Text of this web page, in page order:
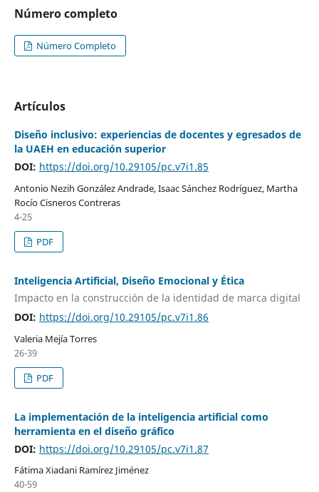
Número completo
Número Completo
Artículos
Diseño inclusivo: experiencias de docentes y egresados de
la UAEH en educación superior
DOI: https://doi.org/10.29105/pc.v7i1.85
Antonio Nezih González Andrade, Isaac Sánchez Rodríguez, Martha
Rocío Cisneros Contreras
4-25
PDF
Inteligencia Artificial, Diseño Emocional y Ética
Impacto en la construcción de la identidad de marca digital
DOI: https://doi.org/10.29105/pc.v7i1.86
Valeria Mejía Torres
26-39
PDF
La implementación de la inteligencia artificial como
herramienta en el diseño gráfico
DOI: https://doi.org/10.29105/pc.v7i1.87
Fátima Xiadani Ramírez Jiménez
40-59